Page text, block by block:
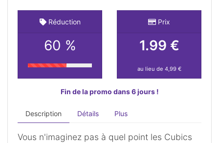
Réduction
60 %
Prix
1.99 €
au lieu de 4,99 €
Fin de la promo dans 6 jours !
Description Détails Plus
Vous n'imaginez pas à quel point les Cubics